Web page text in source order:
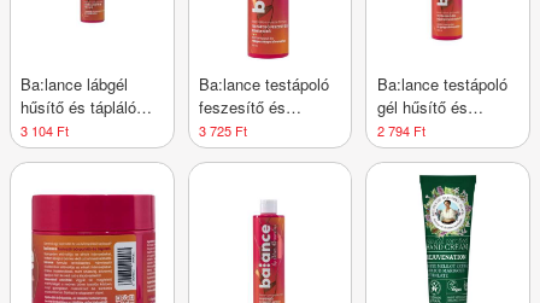
Ba:lance lábgél
hűsítő és tápláló
300 ml
3 104 Ft
Ba:lance testápoló
feszesítő és
bemelegítő 300 ml
3 725 Ft
Ba:lance testápoló
gél hűsítő és
nyugtató 300 ml
2 794 Ft